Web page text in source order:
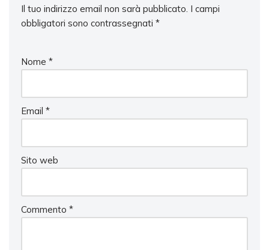
Il tuo indirizzo email non sarà pubblicato. I campi
obbligatori sono contrassegnati *
Nome *
Email *
Sito web
Commento *